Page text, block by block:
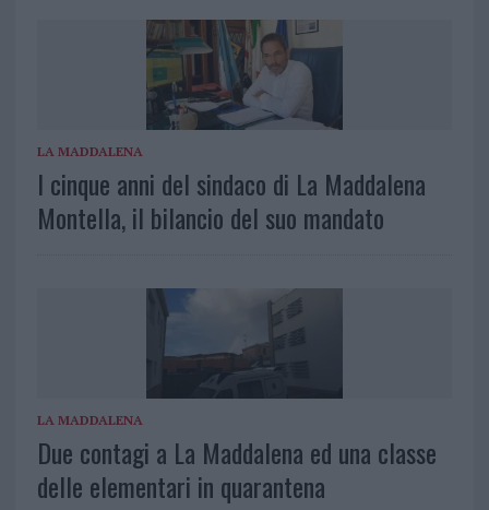
LA MADDALENA
I cinque anni del sindaco di La Maddalena
Montella, il bilancio del suo mandato
LA MADDALENA
Due contagi a La Maddalena ed una classe
delle elementari in quarantena